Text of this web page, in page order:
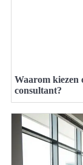
Waarom kiezen
consultant?